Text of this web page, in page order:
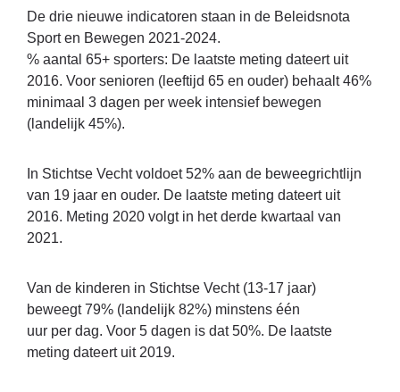
De drie nieuwe indicatoren staan in de Beleidsnota
Sport en Bewegen 2021-2024.
% aantal 65+ sporters: De laatste meting dateert uit
2016. Voor senioren (leeftijd 65 en ouder) behaalt 46%
minimaal 3 dagen per week intensief bewegen
(landelijk 45%).
In Stichtse Vecht voldoet 52% aan de beweegrichtlijn
van 19 jaar en ouder. De laatste meting dateert uit
2016. Meting 2020 volgt in het derde kwartaal van
2021.
Van de kinderen in Stichtse Vecht (13-17 jaar)
beweegt 79% (landelijk 82%) minstens één
uur per dag. Voor 5 dagen is dat 50%. De laatste
meting dateert uit 2019.